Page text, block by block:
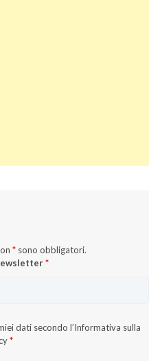
* sono obbligatori.
*
dati secondo l’Informativa sulla
*